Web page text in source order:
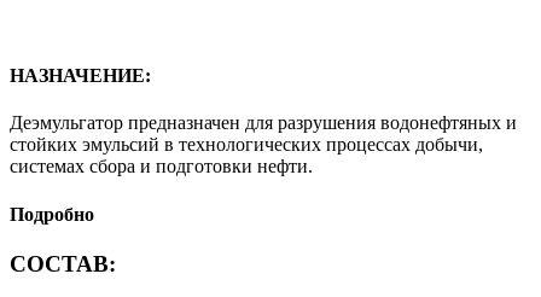
НАЗНАЧЕНИЕ:
Деэмульгатор предназначен для разрушения водонефтяных и
стойких эмульсий в технологических процессах добычи,
системах сбора и подготовки нефти.
Подробно
СОСТАВ: